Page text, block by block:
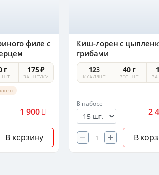
филе с
г
ШТ.
175 ₽
ЗА ШТУКУ
1 900
В корзину
Киш-лорен с
грибами
123
ККАЛ/ШТ
40 г
ВЕС ШТ.
В наборе
2
В